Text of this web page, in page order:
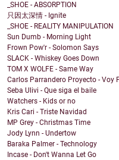
_SHOE - ABSORPTION
只因太深情 - Ignite
_SHOE - REALITY MANIPULATION
Sun Dumb - Morning Light
Frown Pow'r - Solomon Says
SLACK - Whiskey Goes Down
TOM X WOLFE - Same Way
Carlos Parrandero Proyecto - Voy
Seba Ulivi - Que siga el baile
Watchers - Kids or no
Kris Cari - Triste Navidad
MP Grey - Christmas Time
Jody Lynn - Undertow
Baraka Palmer - Technology
Incase - Don't Wanna Let Go